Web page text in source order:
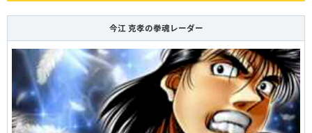
今江 克孝の拳魂レーダー